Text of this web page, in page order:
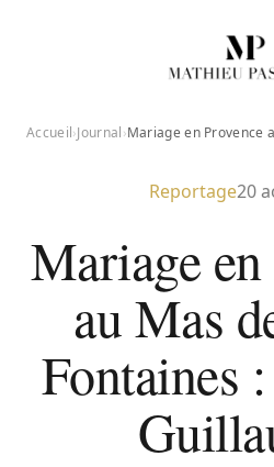
Accueil›Journal›
Reportage20
Mariage
au Mas
Fontaines